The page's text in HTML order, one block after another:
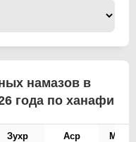
намазов в
года по ханафи
Зухр Аср